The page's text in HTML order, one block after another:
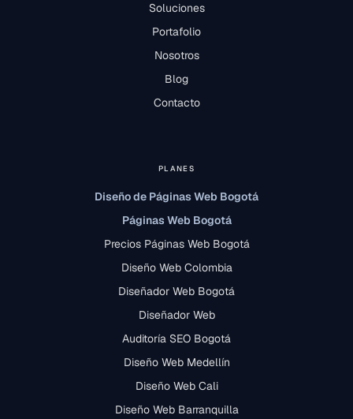
Soluciones
Portafolio
Nosotros
Blog
Contacto
PLANES
Diseño de Páginas Web Bogotá
Páginas Web Bogotá
Precios Páginas Web Bogotá
Diseño Web Colombia
Diseñador Web Bogotá
Diseñador Web
Auditoría SEO Bogotá
Diseño Web Medellín
Diseño Web Cali
Diseño Web Barranquilla